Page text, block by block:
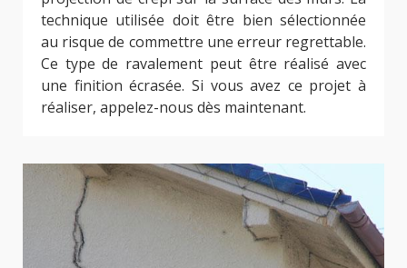
technique utilisée doit être bien sélectionnée
au risque de commettre une erreur regrettable.
Ce type de ravalement peut être réalisé avec
une finition écrasée. Si vous avez ce projet à
réaliser, appelez-nous dès maintenant.